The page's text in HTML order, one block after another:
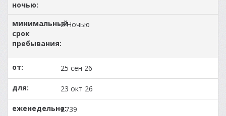
2 Ночью
25 сен 26
23 окт 26
£739